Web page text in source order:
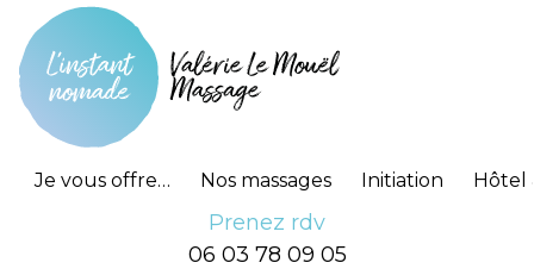
Je vous offre… Nos massages Initiation Hôtel
Prenez rdv
06 03 78 09 05